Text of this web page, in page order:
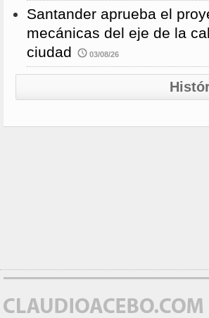
Santander aprueba el
mecánicas del eje de la
ciudad
03/08/26